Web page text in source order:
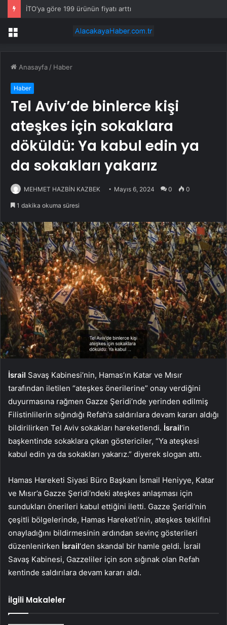
İTO’ya göre 199 ürünün fiyatı arttı
Menü
Anasayfa / Haber
Haber
Tel Aviv’de binlerce kişi
ateşkes için sokaklara
döküldü: Ya kabul edin ya
da sokakları yakarız
MEHMET HAZBİN KAZBEK Mayıs 6, 2024 0 0
1 dakika okuma süresi
İsrail Savaş Kabinesi’nin, Hamas’ın Katar ve Mısır
tarafından iletilen “ateşkes önerilerine” onay verdiğini
duyurmasına rağmen Gazze Şeridi’nde yerinden edilmiş
Filistinlilerin sığındığı Refah’a saldırılara devam kararı aldığı
bildirilirken Tel Aviv sokakları hareketlendi. İsrail‘in
başkentinde sokaklara çıkan göstericiler, “Ya ateşkesi
kabul edin ya da sokakları yakarız.” diyerek slogan attı.
Hamas Hareketi Siyasi Büro Başkanı İsmail Heniyye, Katar
ve Mısır’a Gazze Şeridi’ndeki ateşkes anlaşması için
sundukları önerileri kabul ettiğini iletti. Gazze Şeridi’nin
çeşitli bölgelerinde, Hamas Hareketi’nin, ateşkes teklifini
onayladığını bildirmesinin ardından sevinç gösterileri
düzenlenirken İsrail‘den skandal bir hamle geldi. İsrail
Savaş Kabinesi, Gazzeliler için son sığınak olan Refah
kentinde saldırılara devam kararı aldı.
İlgili Makaleler